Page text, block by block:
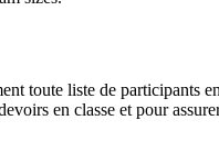
toute liste de participants
en classe et pour